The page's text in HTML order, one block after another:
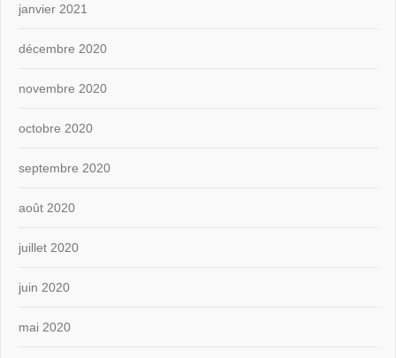
janvier 2021
décembre 2020
novembre 2020
octobre 2020
septembre 2020
août 2020
juillet 2020
juin 2020
mai 2020